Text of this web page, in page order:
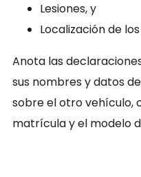
Lesiones, y
Localización de
Anota las
sus nombres y datos
sobre el otro vehículo,
matrícula y el modelo